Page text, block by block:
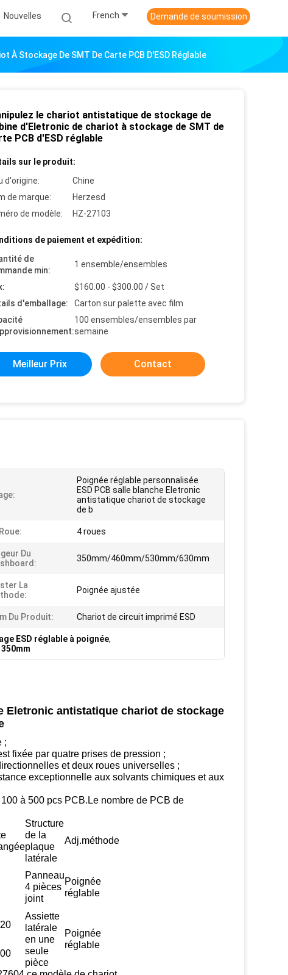
Nouvelles French Demande de soumission
À Stockage De SMT De Carte PCB D'ESD Réglable
le chariot antistatique de stockage de
d'Eletronic de chariot à stockage de SMT de
PCB d'ESD réglable
sur le produit:
d'origine:
Chine
de marque:
Herzesd
de modèle:
HZ-27103
de paiement et expédition:
de
min:
1 ensemble/ensembles
$160.00 - $300.00 / Set
d'emballage:
Carton sur palette avec film
100 ensembles/ensembles par
semaine
Meilleur Prix Contact
Poignée réglable personnalisée
ESD PCB salle blanche Eletronic
antistatique chariot de stockage
de b
4 roues
Du
350mm/460mm/530mm/630mm
La
Poignée ajustée
Du Produit: Chariot de circuit imprimé ESD
ESD réglable à poignée,
Eletronic antistatique chariot de stockage
;
fixée par quatre prises de pression ;
et deux roues universelles ;
exceptionnelle aux solvants chimiques et aux
à 500 pcs PCB.Le nombre de PCB de
Structure
de la
plaque
latérale
Adj.méthode
Panneau
4 pièces
joint
Poignée
réglable
Assiette
latérale
en une
seule
pièce
Poignée
réglable